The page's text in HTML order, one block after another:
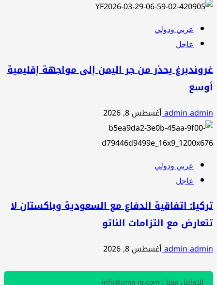
عربي ودولي
عاجل
غروندبرغ يحذر من جر اليمن إلى مواجهة إقليمية
أوسع
admin adminأغسطس 8, 2026
عربي ودولي
عاجل
تركيا: اتفاقية الدفاع مع السعودية وباكستان لا
تتعارض مع التزامات الناتو
admin adminأغسطس 8, 2026
للتواصل معنا : info@uma-iq.com